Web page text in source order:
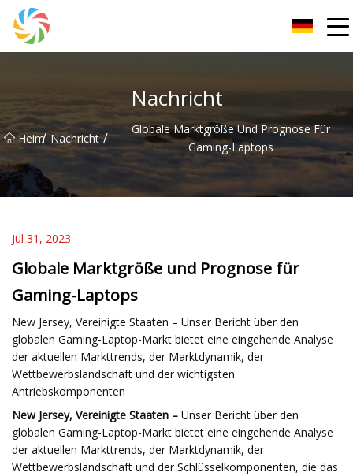
Nachricht
Heim/ Nachricht /
Globale Marktgröße Und Prognose Für
Gaming-Laptops
Jul 31, 2023
Globale Marktgröße und Prognose für
Gaming-Laptops
New Jersey, Vereinigte Staaten – Unser Bericht über den
globalen Gaming-Laptop-Markt bietet eine eingehende Analyse
der aktuellen Markttrends, der Marktdynamik, der
Wettbewerbslandschaft und der wichtigsten
Antriebskomponenten
New Jersey, Vereinigte Staaten – Unser Bericht über den
globalen Gaming-Laptop-Markt bietet eine eingehende Analyse
der aktuellen Markttrends, der Marktdynamik, der
Wettbewerbslandschaft und der Schlüsselkomponenten, die das